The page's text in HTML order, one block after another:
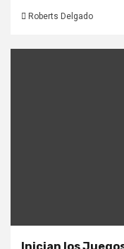
Roberts Delgado